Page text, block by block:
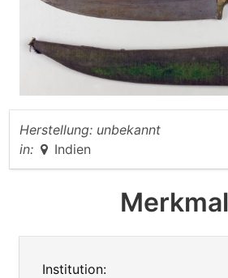
Herstellung: unbekannt
in:
Indien
Institution: